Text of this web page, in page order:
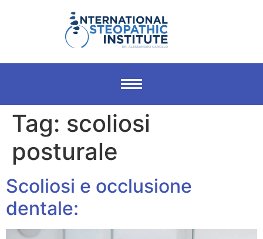
Tag: scoliosi
posturale
Scoliosi e occlusione
dentale: